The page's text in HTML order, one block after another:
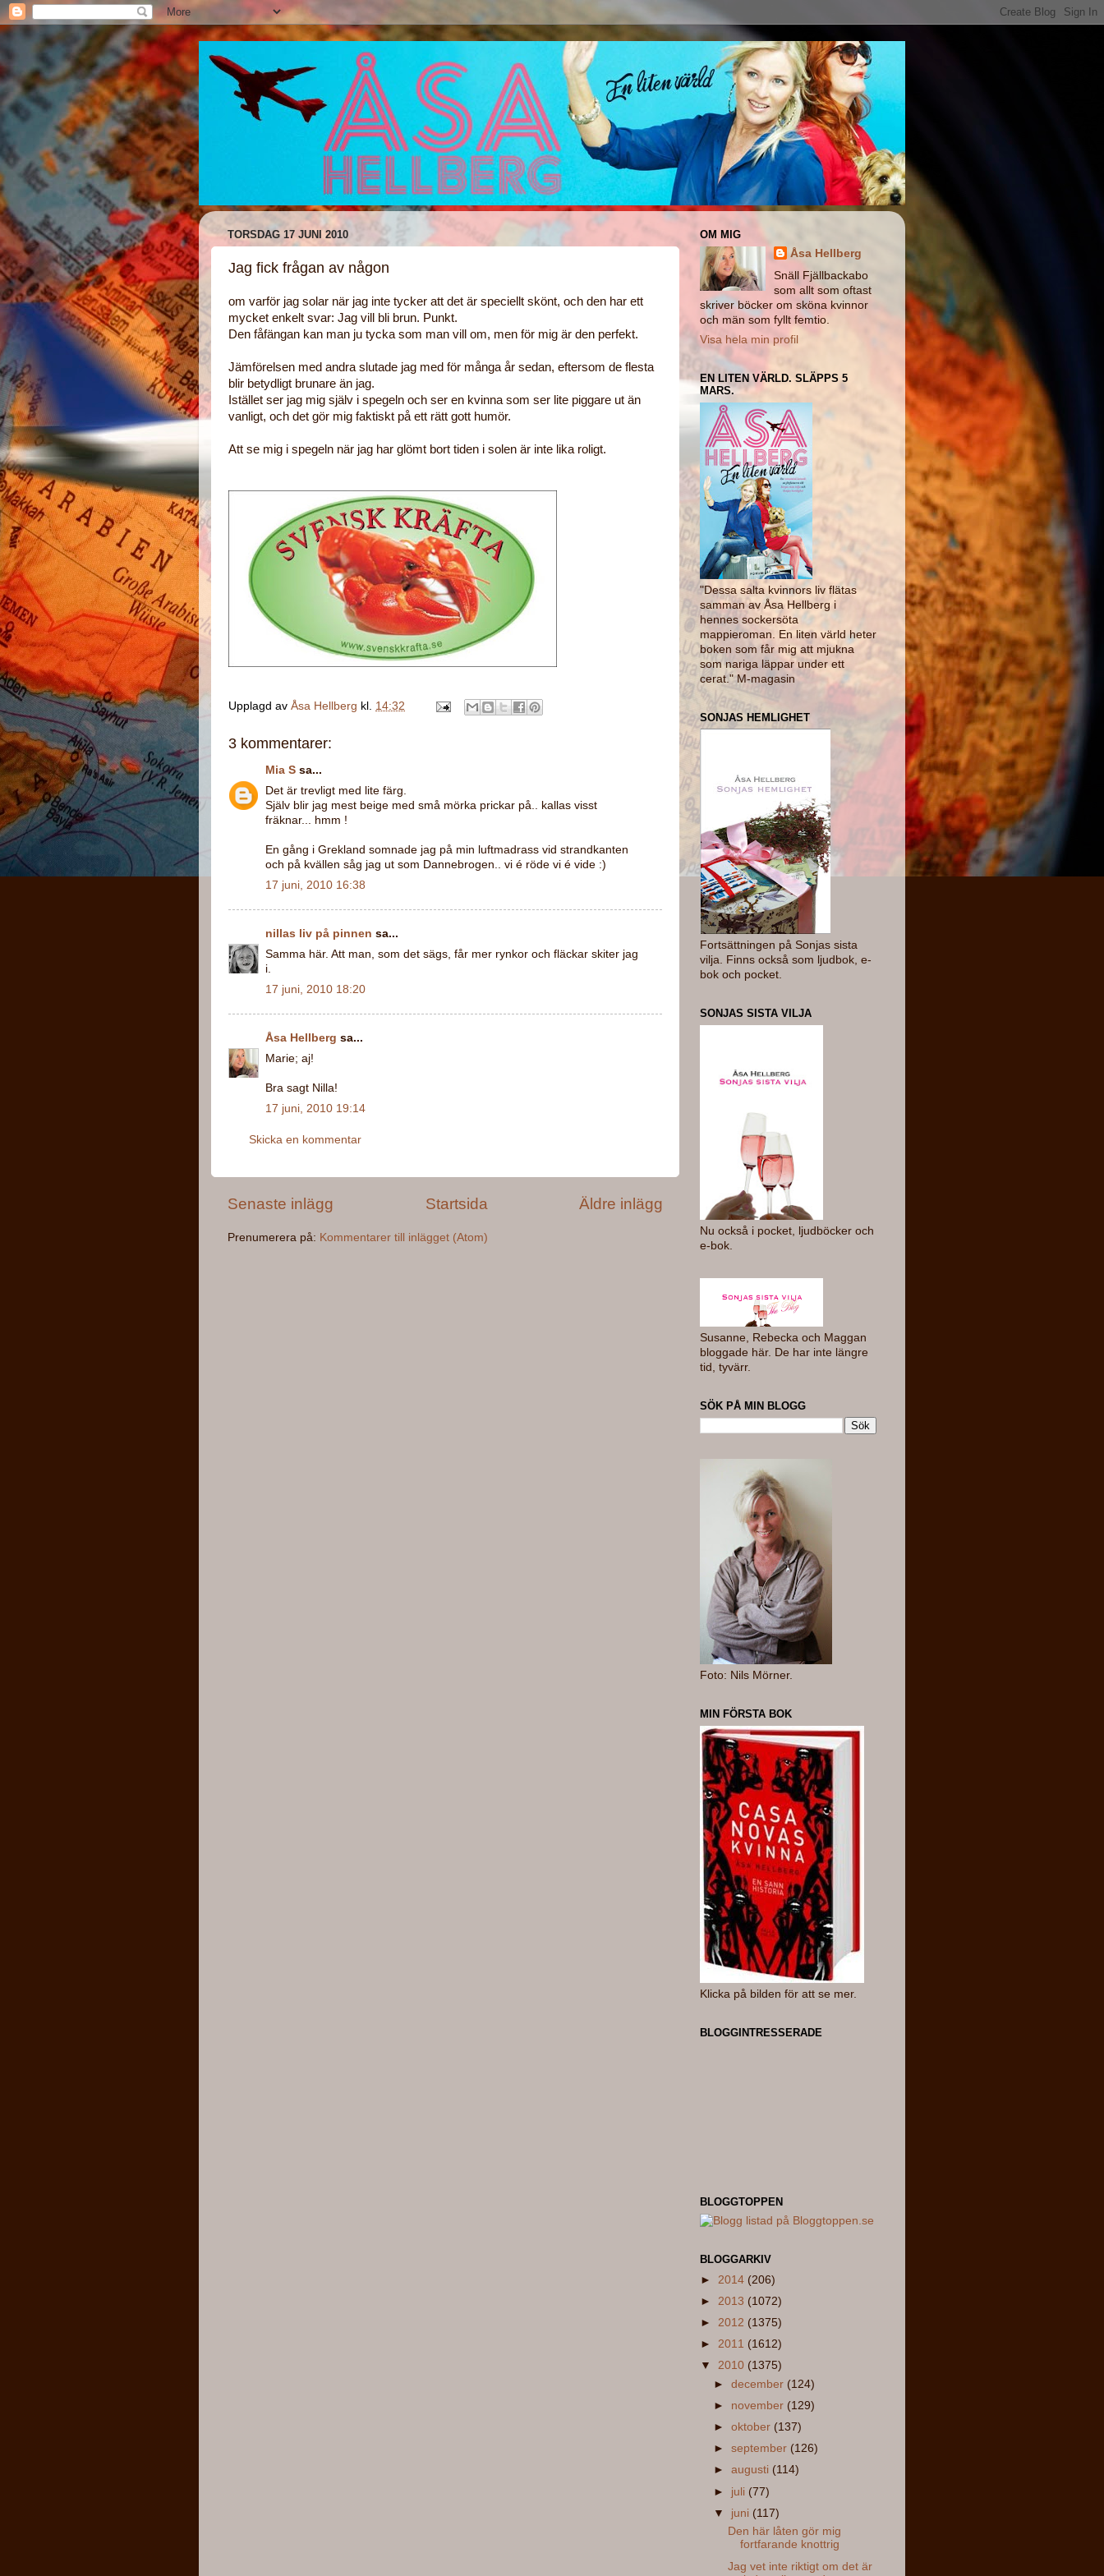
TORSDAG 17 JUNI 2010
Jag fick frågan av någon
om varför jag solar när jag inte tycker att det är speciellt skönt, och den har ett
mycket enkelt svar: Jag vill bli brun. Punkt.
Den fåfängan kan man ju tycka som man vill om, men för mig är den perfekt.
Jämförelsen med andra slutade jag med för många år sedan, eftersom de flesta
blir betydligt brunare än jag.
Istället ser jag mig själv i spegeln och ser en kvinna som ser lite piggare ut än
vanligt, och det gör mig faktiskt på ett rätt gott humör.
Att se mig i spegeln när jag har glömt bort tiden i solen är inte lika roligt.
Upplagd av Åsa Hellberg kl. 14:32
3 kommentarer:
Mia S sa...
Det är trevligt med lite färg.
Själv blir jag mest beige med små mörka prickar på.. kallas visst
fräknar... hmm !
En gång i Grekland somnade jag på min luftmadrass vid strandkanten
och på kvällen såg jag ut som Dannebrogen.. vi é röde vi é vide :)
17 juni, 2010 16:38
nillas liv på pinnen sa...
Samma här. Att man, som det sägs, får mer rynkor och fläckar skiter jag
i.
17 juni, 2010 18:20
Åsa Hellberg sa...
Marie; aj!
Bra sagt Nilla!
17 juni, 2010 19:14
Skicka en kommentar
Senaste inlägg Äldre inlägg
Startsida
Prenumerera på: Kommentarer till inlägget (Atom)
OM MIG
Åsa Hellberg
Snäll Fjällbackabo
som allt som oftast
skriver böcker om sköna kvinnor
och män som fyllt femtio.
Visa hela min profil
EN LITEN VÄRLD. SLÄPPS 5
MARS.
"Dessa salta kvinnors liv flätas
samman av Åsa Hellberg i
hennes sockersöta
mappieroman. En liten värld heter
boken som får mig att mjukna
som nariga läppar under ett
cerat." M-magasin
SONJAS HEMLIGHET
Fortsättningen på Sonjas sista
vilja. Finns också som ljudbok, e-
bok och pocket.
SONJAS SISTA VILJA
Nu också i pocket, ljudböcker och
e-bok.
Susanne, Rebecka och Maggan
bloggade här. De har inte längre
tid, tyvärr.
SÖK PÅ MIN BLOGG
Foto: Nils Mörner.
MIN FÖRSTA BOK
Klicka på bilden för att se mer.
BLOGGINTRESSERADE
BLOGGTOPPEN
BLOGGARKIV
► 2014 (206)
► 2013 (1072)
► 2012 (1375)
► 2011 (1612)
▼ 2010 (1375)
►december (124)
► november (129)
►oktober (137)
►september (126)
►augusti (114)
► juli (77)
▼ juni (117)
Den här låten gör mig
fortfarande knottrig
Jag vet inte riktigt om det är